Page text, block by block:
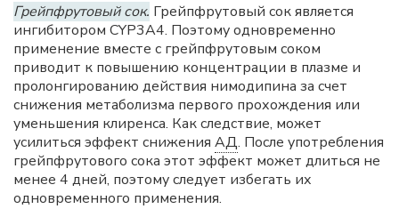
Грейпфрутовый сок. Грейпфрутовый сок является
ингибитором CYP3A4. Поэтому одновременно
применение вместе с грейпфрутовым соком
приводит к повышению концентрации в плазме и
пролонгированию действия нимодипина за счет
снижения метаболизма первого прохождения или
уменьшения клиренса. Как следствие, может
усилиться эффект снижения АД. После употребления
грейпфрутового сока этот эффект может длиться не
менее 4 дней, поэтому следует избегать их
одновременного применения.